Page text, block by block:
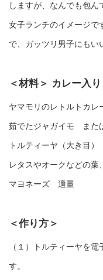
しますが、なんでも包
女子ランチのイメージで
で、ガッツリ男子にもい
＜材料＞ カレー入
ヤマモリのレトルトカ
茹でたジャガイモ ま
トルティーヤ（大き目
レタスやオークなどの
マヨネーズ 適量
＜作り方＞
（１）トルティーヤを
す。